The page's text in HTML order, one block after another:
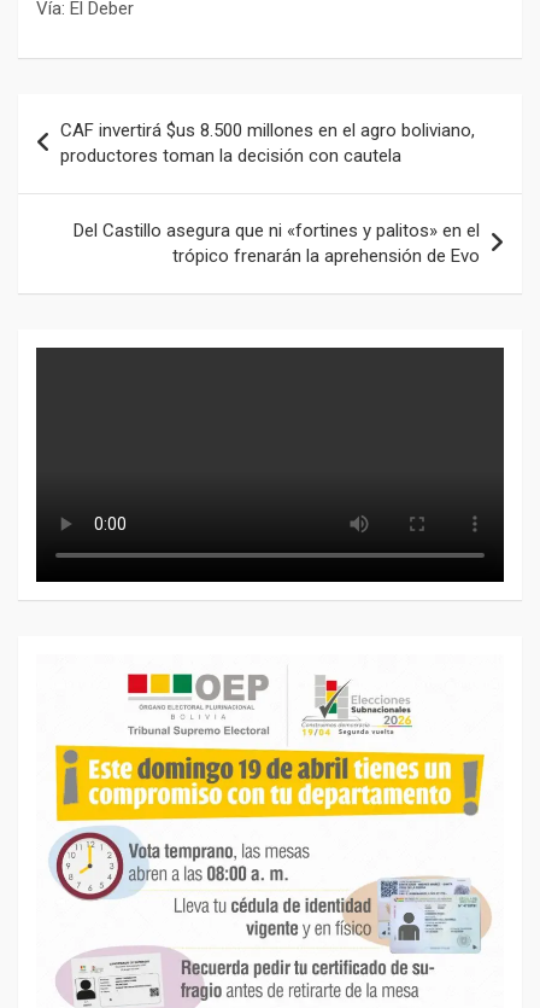
Vía: El Deber
Navegación
de
entradas
CAF invertirá $us 8.500 millones en el agro boliviano,
productores toman la decisión con cautela
Del Castillo asegura que ni «fortines y palitos» en el
trópico frenarán la aprehensión de Evo